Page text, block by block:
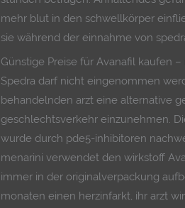
mehr blut in den schwellkörper
sie während der einnahme von
Günstige Preise für Avanafil kaufen
Spedra darf nicht eingenommen
behandelnden arzt eine alternative
geschlechtsverkehr einzunehmen.
wurde durch pde5-inhibitoren
menarini verwendet den wirkstoff
immer in der originalverpackung
monaten einen herzinfarkt, ihr arzt